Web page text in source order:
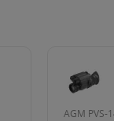
AGM